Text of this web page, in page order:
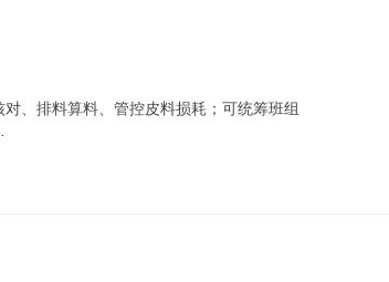
、排料算料、管控皮料损耗；可统筹班组